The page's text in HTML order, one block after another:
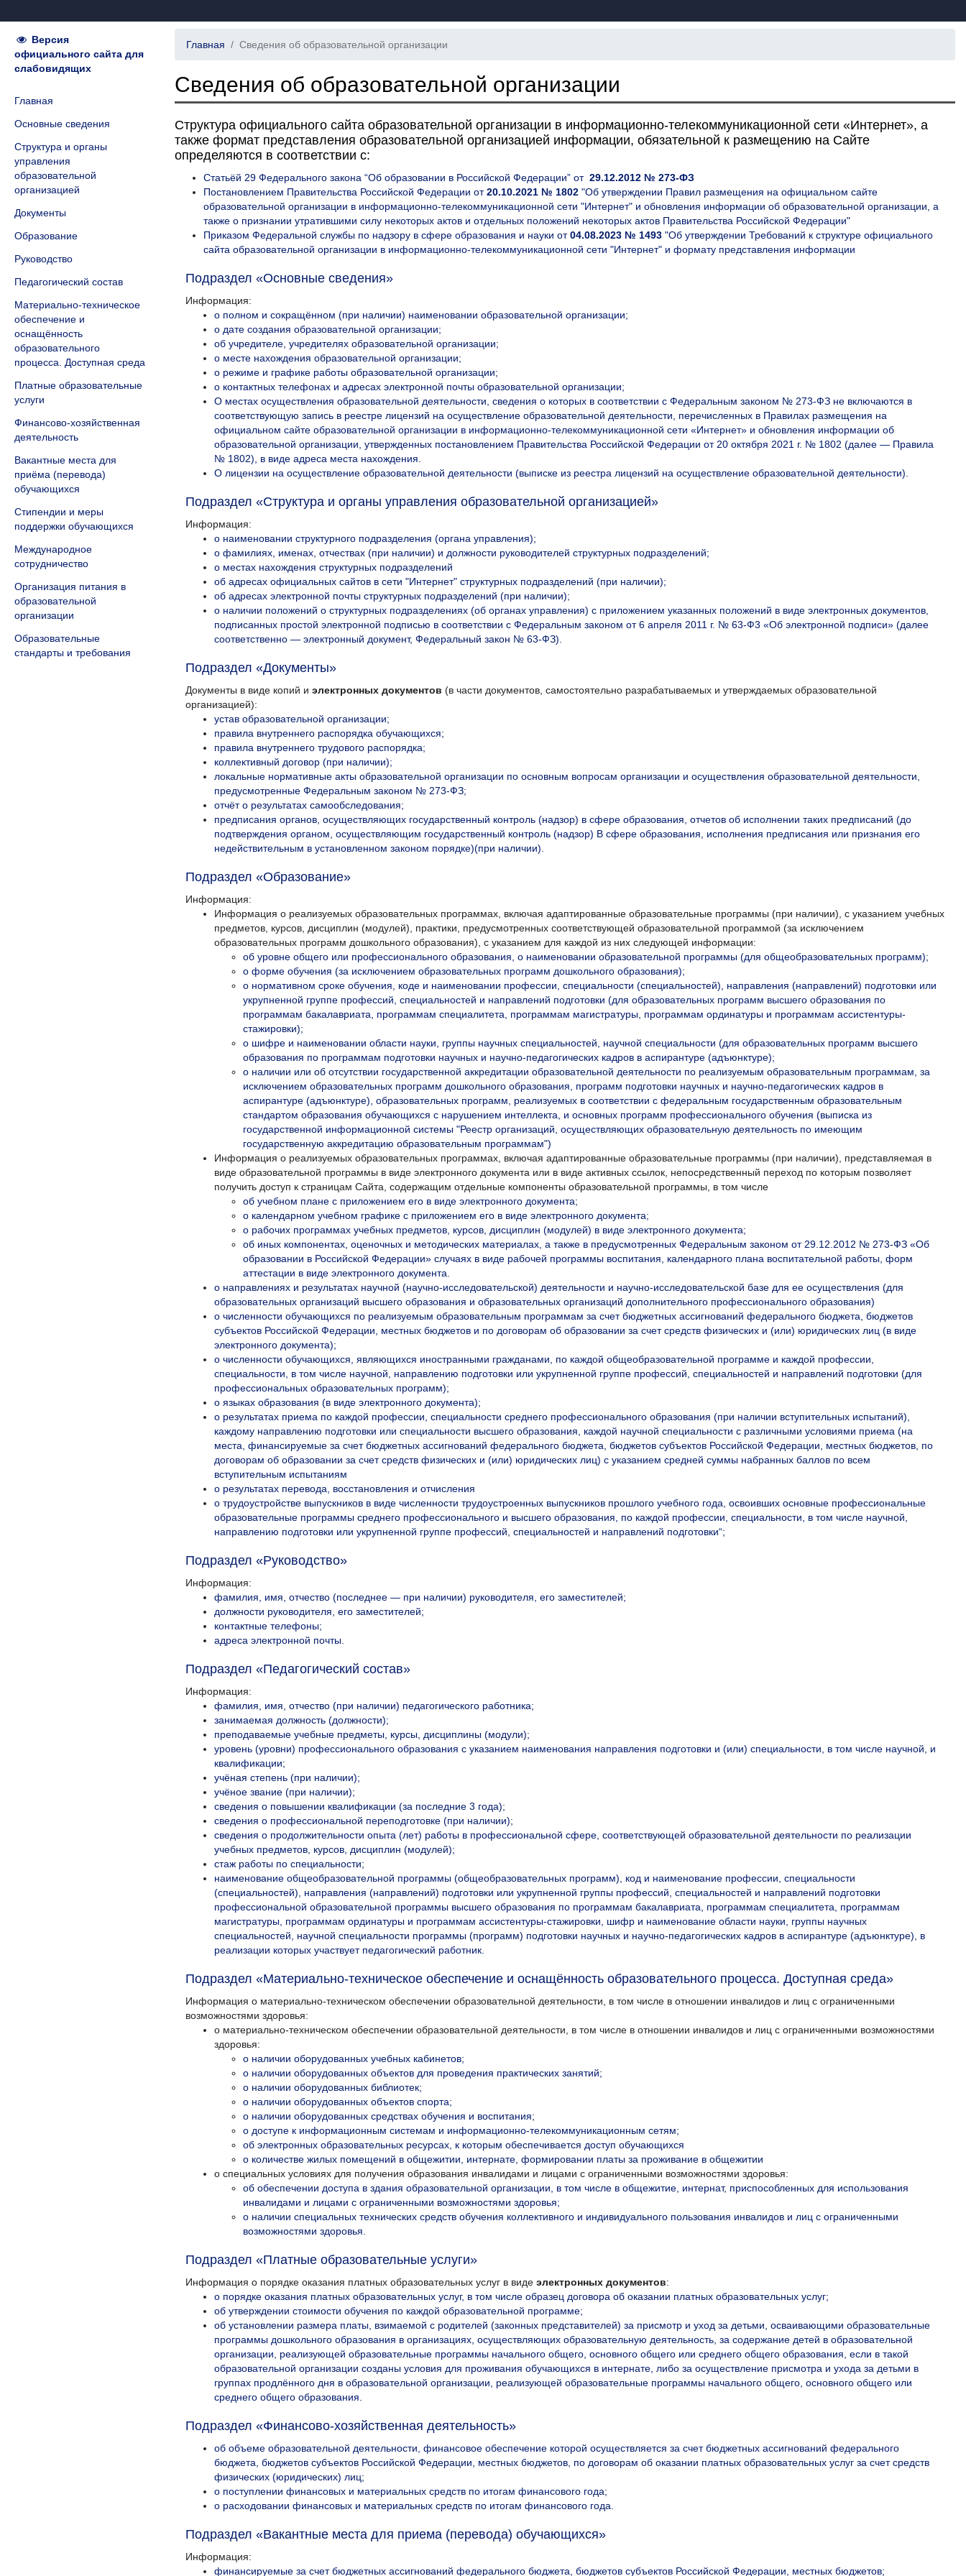
Версия
официального сайта для
слабовидящих
Главная
Основные сведения
Структура и органы
управления
образовательной
организацией
Документы
Образование
Руководство
Педагогический состав
Материально-техническое
обеспечение и
оснащённость
образовательного
процесса. Доступная среда
Платные образовательные
услуги
Финансово-хозяйственная
деятельность
Вакантные места для
приёма (перевода)
обучающихся
Стипендии и меры
поддержки обучающихся
Международное
сотрудничество
Организация питания в
образовательной
организации
Образовательные
стандарты и требования
Главная Сведения об образовательной организации
Сведения об образовательной организации
Структура официального сайта образовательной организации в информационно-телекоммуникационной сети «Интернет», а
также формат представления образовательной организацией информации, обязательной к размещению на Сайте
определяются в соответствии с:
Статьёй 29 Федерального закона “Об образовании в Российской Федерации” от 29.12.2012 № 273-ФЗ
Постановлением Правительства Российской Федерации от20.10.2021 № 1802 "Об утверждении Правил размещения на официальном сайте
образовательной организации в информационно-телекоммуникационной сети "Интернет" и обновления информации об образовательной организации, а
также о признании утратившими силу некоторых актов и отдельных положений некоторых актов Правительства Российской Федерации"
Приказом Федеральной службы по надзору в сфере образования и науки от04.08.2023 № 1493 "Об утверждении Требований к структуре официального
сайта образовательной организации в информационно-телекоммуникационной сети "Интернет" и формату представления информации
Подраздел «Основные сведения»
Информация:
о полном и сокращённом (при наличии) наименовании образовательной организации;
о дате создания образовательной организации;
об учредителе, учредителях образовательной организации;
о месте нахождения образовательной организации;
о режиме и графике работы образовательной организации;
о контактных телефонах и адресах электронной почты образовательной организации;
О местах осуществления образовательной деятельности, сведения о которых в соответствии с Федеральным законом № 273-ФЗ не включаются в
соответствующую запись в реестре лицензий на осуществление образовательной деятельности, перечисленных в Правилах размещения на
официальном сайте образовательной организации в информационно-телекоммуникационной сети «Интернет» и обновления информации об
образовательной организации, утвержденных постановлением Правительства Российской Федерации от 20 октября 2021 г. № 1802 (далее — Правила
№ 1802), в виде адреса места нахождения.
О лицензии на осуществление образовательной деятельности (выписке из реестра лицензий на осуществление образовательной деятельности).
Подраздел «Структура и органы управления образовательной организацией»
Информация:
о наименовании структурного подразделения (органа управления);
о фамилиях, именах, отчествах (при наличии) и должности руководителей структурных подразделений;
о местах нахождения структурных подразделений
об адресах официальных сайтов в сети "Интернет" структурных подразделений (при наличии);
об адресах электронной почты структурных подразделений (при наличии);
о наличии положений о структурных подразделениях (об органах управления) с приложением указанных положений в виде электронных документов,
подписанных простой электронной подписью в соответствии с Федеральным законом от 6 апреля 2011 г. № 63-Ф3 «Об электронной подписи» (далее
соответственно — электронный документ, Федеральный закон № 63-ФЗ).
Подраздел «Документы»
Документы в виде копий и электронных документов (в части документов, самостоятельно разрабатываемых и утверждаемых образовательной
организацией):
устав образовательной организации;
правила внутреннего распорядка обучающихся;
правила внутреннего трудового распорядка;
коллективный договор (при наличии);
локальные нормативные акты образовательной организации по основным вопросам организации и осуществления образовательной деятельности,
предусмотренные Федеральным законом № 273-ФЗ;
отчёт о результатах самообследования;
предписания органов, осуществляющих государственный контроль (надзор) в сфере образования, отчетов об исполнении таких предписаний (до
подтверждения органом, осуществляющим государственный контроль (надзор) B сфере образования, исполнения предписания или признания его
недействительным в установленном законом порядке)(при наличии).
Подраздел «Образование»
Информация:
Информация о реализуемых образовательных программах, включая адаптированные образовательные программы (при наличии), с указанием учебных
предметов, курсов, дисциплин (модулей), практики, предусмотренных соответствующей образовательной программой (за исключением
образовательных программ дошкольного образования), с указанием для каждой из них следующей информации:
об уровне общего или профессионального образования, о наименовании образовательной программы (для общеобразовательных программ);
о форме обучения (за исключением образовательных программ дошкольного образования);
о нормативном сроке обучения, коде и наименовании профессии, специальности (специальностей), направления (направлений) подготовки или
укрупненной группе профессий, специальностей и направлений подготовки (для образовательных программ высшего образования по
программам бакалавриата, программам специалитета, программам магистратуры, программам ординатуры и программам ассистентуры-
стажировки);
о шифре и наименовании области науки, группы научных специальностей, научной специальности (для образовательных программ высшего
образования по программам подготовки научных и научно-педагогических кадров в аспирантуре (адъюнктуре);
о наличии или об отсутствии государственной аккредитации образовательной деятельности по реализуемым образовательным программам, за
исключением образовательных программ дошкольного образования, программ подготовки научных и научно-педагогических кадров в
аспирантуре (адъюнктуре), образовательных программ, реализуемых в соответствии с федеральным государственным образовательным
стандартом образования обучающихся с нарушением интеллекта, и основных программ профессионального обучения (выписка из
государственной информационной системы "Реестр организаций, осуществляющих образовательную деятельность по имеющим
государственную аккредитацию образовательным программам")
Информация о реализуемых образовательных программах, включая адаптированные образовательные программы (при наличии), представляемая в
виде образовательной программы в виде электронного документа или в виде активных ссылок, непосредственный переход по которым позволяет
получить доступ к страницам Сайта, содержащим отдельные компоненты образовательной программы, в том числе
об учебном плане с приложением его в виде электронного документа;
о календарном учебном графике с приложением его в виде электронного документа;
о рабочих программах учебных предметов, курсов, дисциплин (модулей) в виде электронного документа;
об иных компонентах, оценочных и методических материалах, а также в предусмотренных Федеральным законом от 29.12.2012 № 273-ФЗ «Об
образовании в Российской Федерации» случаях в виде рабочей программы воспитания, календарного плана воспитательной работы, форм
аттестации в виде электронного документа.
о направлениях и результатах научной (научно-исследовательской) деятельности и научно-исследовательской базе для ее осуществления (для
образовательных организаций высшего образования и образовательных организаций дополнительного профессионального образования)
о численности обучающихся по реализуемым образовательным программам за счет бюджетных ассигнований федерального бюджета, бюджетов
субъектов Российской Федерации, местных бюджетов и по договорам об образовании за счет средств физических и (или) юридических лиц (в виде
электронного документа);
о численности обучающихся, являющихся иностранными гражданами, по каждой общеобразовательной программе и каждой профессии,
специальности, в том числе научной, направлению подготовки или укрупненной группе профессий, специальностей и направлений подготовки (для
профессиональных образовательных программ);
о языках образования (в виде электронного документа);
о результатах приема по каждой профессии, специальности среднего профессионального образования (при наличии вступительных испытаний),
каждому направлению подготовки или специальности высшего образования, каждой научной специальности с различными условиями приема (на
места, финансируемые за счет бюджетных ассигнований федерального бюджета, бюджетов субъектов Российской Федерации, местных бюджетов, по
договорам об образовании за счет средств физических и (или) юридических лиц) с указанием средней суммы набранных баллов по всем
вступительным испытаниям
о результатах перевода, восстановления и отчисления
о трудоустройстве выпускников в виде численности трудоустроенных выпускников прошлого учебного года, освоивших основные профессиональные
образовательные программы среднего профессионального и высшего образования, по каждой профессии, специальности, в том числе научной,
направлению подготовки или укрупненной группе профессий, специальностей и направлений подготовки“;
Подраздел «Руководство»
Информация:
фамилия, имя, отчество (последнее — при наличии) руководителя, его заместителей;
должности руководителя, его заместителей;
контактные телефоны;
адреса электронной почты.
Подраздел «Педагогический состав»
Информация:
фамилия, имя, отчество (при наличии) педагогического работника;
занимаемая должность (должности);
преподаваемые учебные предметы, курсы, дисциплины (модули);
уровень (уровни) профессионального образования с указанием наименования направления подготовки и (или) специальности, в том числе научной, и
квалификации;
учёная степень (при наличии);
учёное звание (при наличии);
сведения о повышении квалификации (за последние 3 года);
сведения о профессиональной переподготовке (при наличии);
сведения о продолжительности опыта (лет) работы в профессиональной сфере, соответствующей образовательной деятельности по реализации
учебных предметов, курсов, дисциплин (модулей);
стаж работы по специальности;
наименование общеобразовательной программы (общеобразовательных программ), код и наименование профессии, специальности
(специальностей), направления (направлений) подготовки или укрупненной группы профессий, специальностей и направлений подготовки
профессиональной образовательной программы высшего образования по программам бакалавриата, программам специалитета, программам
магистратуры, программам ординатуры и программам ассистентуры-стажировки, шифр и наименование области науки, группы научных
специальностей, научной специальности программы (программ) подготовки научных и научно-педагогических кадров в аспирантуре (адъюнктуре), в
реализации которых участвует педагогический работник.
Подраздел «Материально-техническое обеспечение и оснащённость образовательного процесса. Доступная среда»
Информация о материально-техническом обеспечении образовательной деятельности, в том числе в отношении инвалидов и лиц с ограниченными
возможностями здоровья:
о материально-техническом обеспечении образовательной деятельности, в том числе в отношении инвалидов и лиц с ограниченными возможностями
здоровья:
о наличии оборудованных учебных кабинетов;
о наличии оборудованных объектов для проведения практических занятий;
о наличии оборудованных библиотек;
о наличии оборудованных объектов спорта;
о наличии оборудованных средствах обучения и воспитания;
о доступе к информационным системам и информационно-телекоммуникационным сетям;
об электронных образовательных ресурсах, к которым обеспечивается доступ обучающихся
о количестве жилых помещений в общежитии, интернате, формировании платы за проживание в общежитии
о специальных условиях для получения образования инвалидами и лицами с ограниченными возможностями здоровья:
об обеспечении доступа в здания образовательной организации, в том числе в общежитие, интернат, приспособленных для использования
инвалидами и лицами с ограниченными возможностями здоровья;
о наличии специальных технических средств обучения коллективного и индивидуального пользования инвалидов и лиц с ограниченными
возможностями здоровья.
Подраздел «Платные образовательные услуги»
Информация о порядке оказания платных образовательных услуг в виде электронных документов:
о порядке оказания платных образовательных услуг, в том числе образец договора об оказании платных образовательных услуг;
об утверждении стоимости обучения по каждой образовательной программе;
об установлении размера платы, взимаемой с родителей (законных представителей) за присмотр и уход за детьми, осваивающими образовательные
программы дошкольного образования в организациях, осуществляющих образовательную деятельность, за содержание детей в образовательной
организации, реализующей образовательные программы начального общего, основного общего или среднего общего образования, если в такой
образовательной организации созданы условия для проживания обучающихся в интернате, либо за осуществление присмотра и ухода за детьми в
группах продлённого дня в образовательной организации, реализующей образовательные программы начального общего, основного общего или
среднего общего образования.
Подраздел «Финансово-хозяйственная деятельность»
об объеме образовательной деятельности, финансовое обеспечение которой осуществляется за счет бюджетных ассигнований федерального
бюджета, бюджетов субъектов Российской Федерации, местных бюджетов, по договорам об оказании платных образовательных услуг за счет средств
физических (юридических) лиц;
о поступлении финансовых и материальных средств по итогам финансового года;
о расходовании финансовых и материальных средств по итогам финансового года.
Подраздел «Вакантные места для приема (перевода) обучающихся»
Информация:
финансируемые за счет бюджетных ассигнований федерального бюджета, бюджетов субъектов Российской Федерации, местных бюджетов;